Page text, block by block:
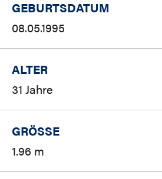
GEBURTSDATUM
08.05.1995
ALTER
31 Jahre
GRÖSSE
1.96 m